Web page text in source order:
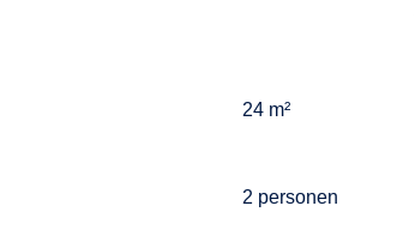
24 m²
2 personen